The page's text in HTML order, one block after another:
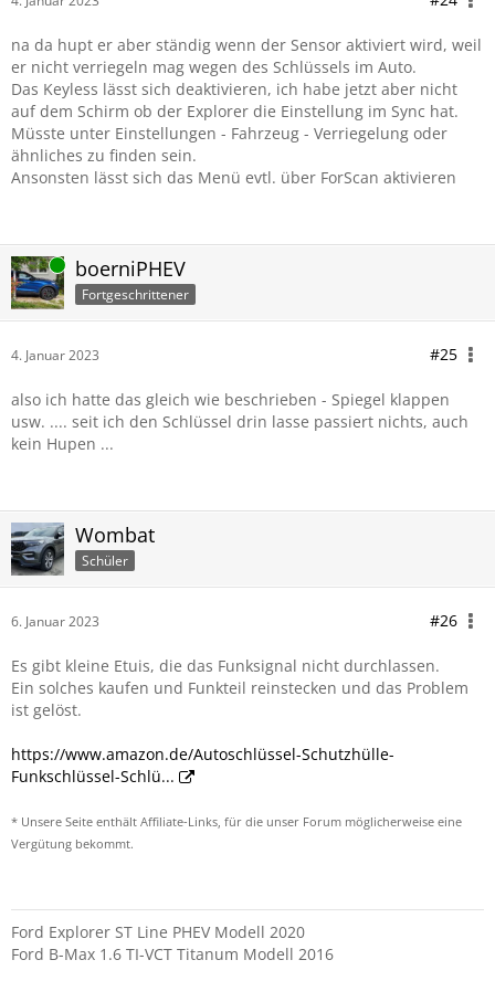
na da hupt er aber ständig wenn der Sensor aktiviert wird, weil
er nicht verriegeln mag wegen des Schlüssels im Auto.
Das Keyless lässt sich deaktivieren, ich habe jetzt aber nicht
auf dem Schirm ob der Explorer die Einstellung im Sync hat.
Müsste unter Einstellungen - Fahrzeug - Verriegelung oder
ähnliches zu finden sein.
Ansonsten lässt sich das Menü evtl. über ForScan aktivieren
Online boerniPHEV
Fortgeschrittener
4. Januar 2023 #25
also ich hatte das gleich wie beschrieben - Spiegel klappen
usw. .... seit ich den Schlüssel drin lasse passiert nichts, auch
kein Hupen ...
Wombat
Schüler
6. Januar 2023 #26
Es gibt kleine Etuis, die das Funksignal nicht durchlassen.
Ein solches kaufen und Funkteil reinstecken und das Problem
ist gelöst.
https://www.amazon.de/Autoschlüssel-Schutzhülle-
Funkschlüssel-Schlü...
* Unsere Seite enthält Affiliate-Links, für die unser Forum möglicherweise eine
Vergütung bekommt.
Ford Explorer ST Line PHEV Modell 2020
Ford B-Max 1.6 TI-VCT Titanum Modell 2016